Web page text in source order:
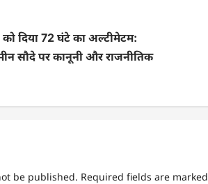
दिया 72 घंटे का अल्टीमेटम:
सौदे पर कानूनी और राजनीतिक
be published. Required fields are marked